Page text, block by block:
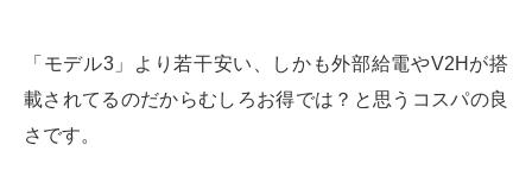
「モデル3」より若干安い、しかも外部給電やV2Hが搭
載されてるのだからむしろお得では？と思うコスパの良
さです。